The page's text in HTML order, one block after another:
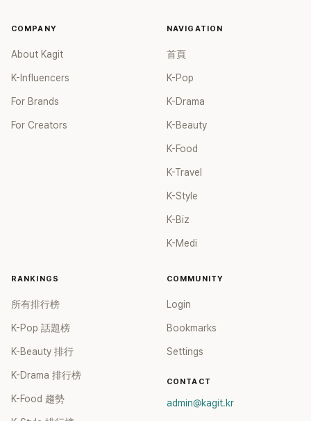
COMPANY
About Kagit
K-Influencers
For Brands
For Creators
NAVIGATION
首頁
K-Pop
K-Drama
K-Beauty
K-Food
K-Travel
K-Style
K-Biz
K-Medi
RANKINGS
所有排行榜
K-Pop 話題榜
K-Beauty 排行
K-Drama 排行榜
K-Food 趨勢
COMMUNITY
Login
Bookmarks
Settings
CONTACT
admin@kagit.kr